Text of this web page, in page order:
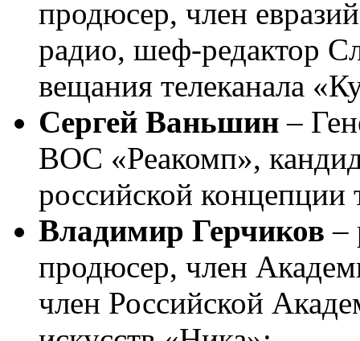
продюсер, член
радио, шеф-редактор
вещания телеканала
Сергей Ваньшин –
ВОС «Реакомп»,
российской
Владимир Герчиков –
продюсер, член
член Российской